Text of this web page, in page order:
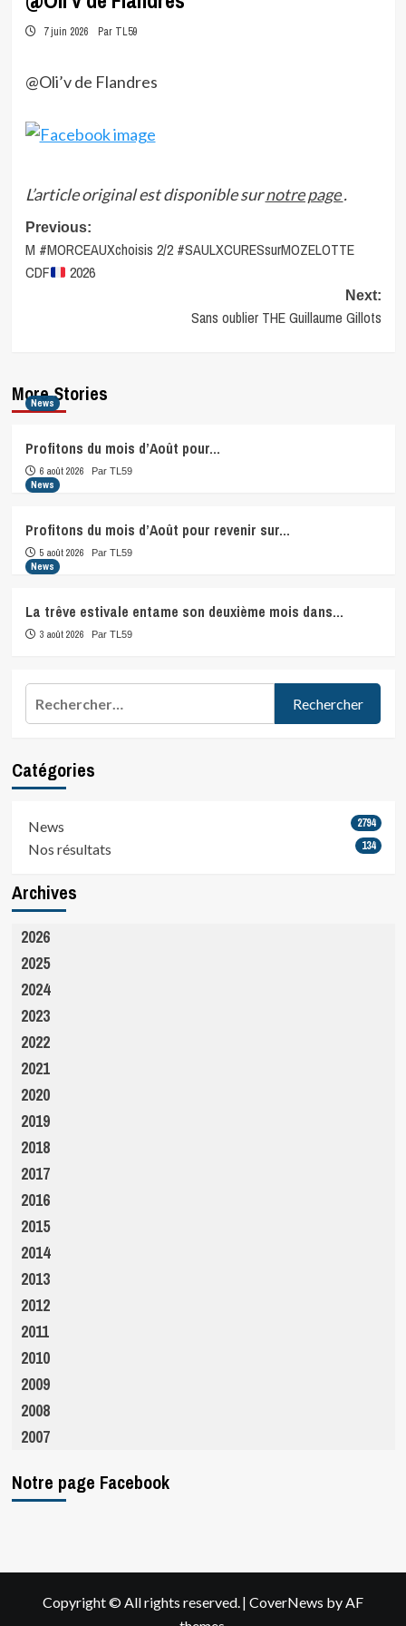
7 juin 2026 Par TL59
@Oli’v de Flandres
L’article original est disponible surnotre page.
Post
navigation
Previous:
M #MORCEAUXchoisis 2/2 #SAULXCURESsurMOZELOTTE
CDF
2026
Next:
Sans oublier THE Guillaume Gillots
More Stories
News
Profitons du mois d’Août pour…
6 août 2026 Par TL59
News
Profitons du mois d’Août pour revenir sur…
5 août 2026 Par TL59
News
La trêve estivale entame son deuxième mois dans…
3 août 2026 Par TL59
Catégories
News 2794
Nos résultats 134
Archives
2026
2025
2024
2023
2022
2021
2020
2019
2018
2017
2016
2015
2014
2013
2012
2011
2010
2009
2008
2007
Notre page Facebook
Copyright © All rights reserved.| CoverNews by AF